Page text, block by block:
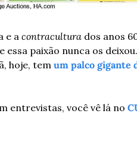
e a contracultura dos anos
essa paixão nunca os deixou.
hoje, tem um palco gigante
entrevistas, você vê lá no